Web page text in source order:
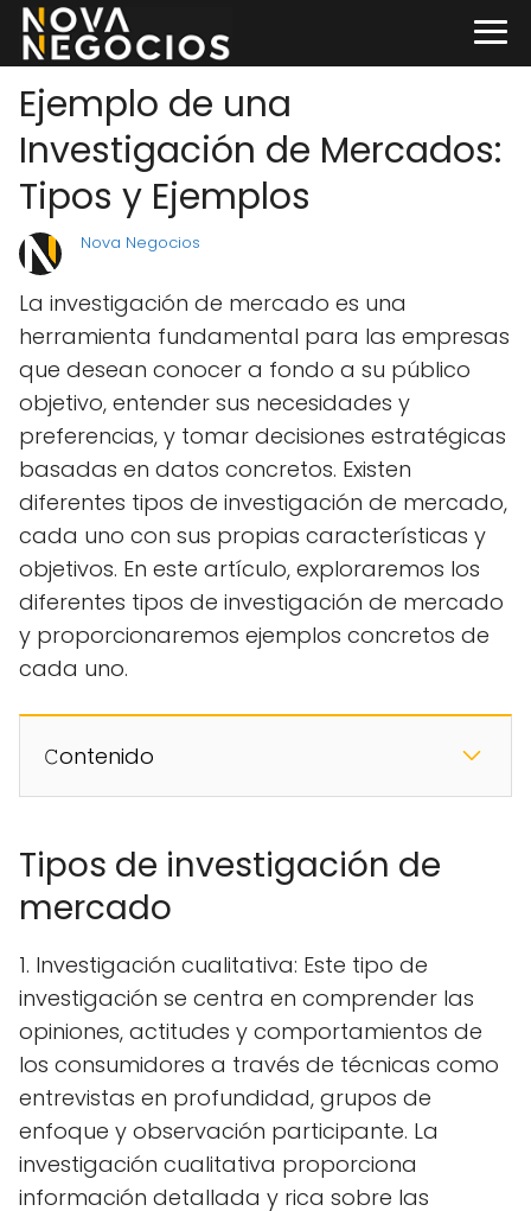
Ejemplo de una
Investigación de Mercados:
Tipos y Ejemplos
Nova Negocios
La investigación de mercado es una
herramienta fundamental para las empresas
que desean conocer a fondo a su público
objetivo, entender sus necesidades y
preferencias, y tomar decisiones estratégicas
basadas en datos concretos. Existen
diferentes tipos de investigación de mercado,
cada uno con sus propias características y
objetivos. En este artículo, exploraremos los
diferentes tipos de investigación de mercado
y proporcionaremos ejemplos concretos de
cada uno.
𝙲ontenido
Tipos de investigación de
mercado
1. Investigación cualitativa: Este tipo de
investigación se centra en comprender las
opiniones, actitudes y comportamientos de
los consumidores a través de técnicas como
entrevistas en profundidad, grupos de
enfoque y observación participante. La
investigación cualitativa proporciona
información detallada y rica sobre las